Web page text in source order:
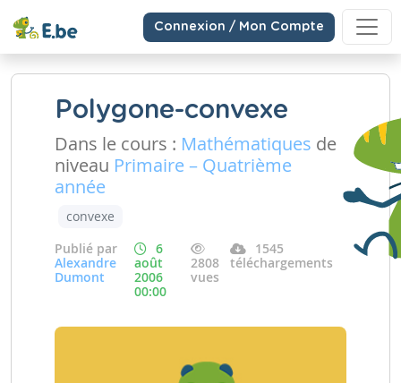
Connexion / Mon Compte
Polygone-convexe
Dans le cours : Mathématiques de
niveau Primaire – Quatrième
année
convexe
Publié par
Alexandre
Dumont
6
août
2006
00:00
2808
vues
1545
téléchargements